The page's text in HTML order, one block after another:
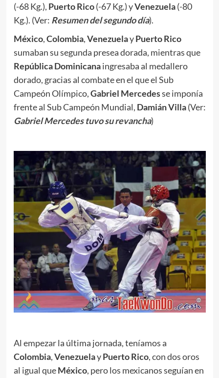
(-68 Kg.), Puerto Rico(-67 Kg.) yVenezuela(-80
Kg.). (Ver: Resumen del segundo día).
México,Colombia,VenezuelayPuerto Rico
sumaban su segunda presea dorada, mientras que
República Dominicanaingresaba al medallero
dorado, gracias al combate en el que el Sub
Campeón Olímpico,Gabriel Mercedesse imponía
frente al Sub Campeón Mundial, Damián Villa(Ver:
Gabriel Mercedes tuvo su revancha)
Al empezar la última jornada, teníamos a
Colombia,VenezuelayPuerto Rico, con dos oros
al igual queMéxico, pero los mexicanos seguían en